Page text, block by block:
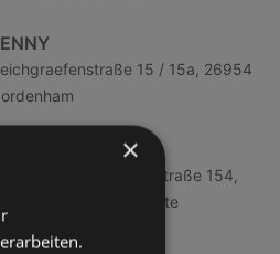
15 / 15a, 26954
Smidt-Straße 154,
Bremerhaven/Mitte
×